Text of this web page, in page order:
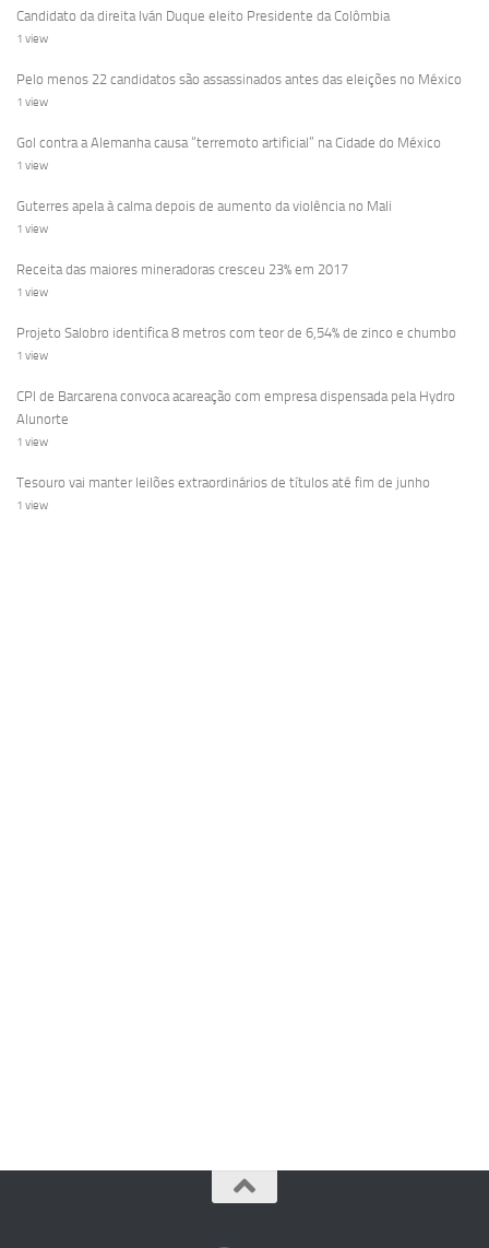
Candidato da direita Iván Duque eleito Presidente da Colômbia
1 view
Pelo menos 22 candidatos são assassinados antes das eleições no México
1 view
Gol contra a Alemanha causa “terremoto artificial” na Cidade do México
1 view
Guterres apela à calma depois de aumento da violência no Mali
1 view
Receita das maiores mineradoras cresceu 23% em 2017
1 view
Projeto Salobro identifica 8 metros com teor de 6,54% de zinco e chumbo
1 view
CPI de Barcarena convoca acareação com empresa dispensada pela Hydro
Alunorte
1 view
Tesouro vai manter leilões extraordinários de títulos até fim de junho
1 view